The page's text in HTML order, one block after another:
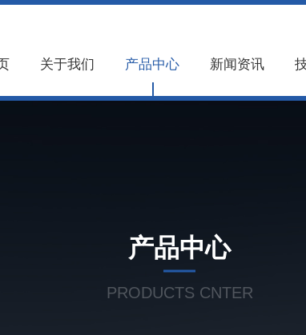
关于我们 产品中心 新闻资讯
产品中心
PRODUCTS CNTER